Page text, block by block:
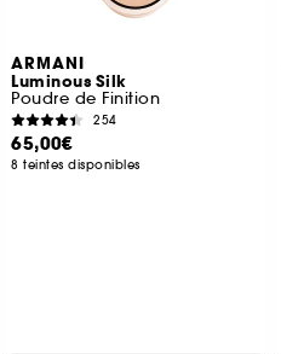
ARMANI
Luminous Silk
Poudre de Finition
254
65,00€
8 teintes disponibles